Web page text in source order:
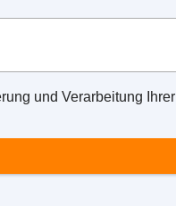
und Verarbeitung Ihrer